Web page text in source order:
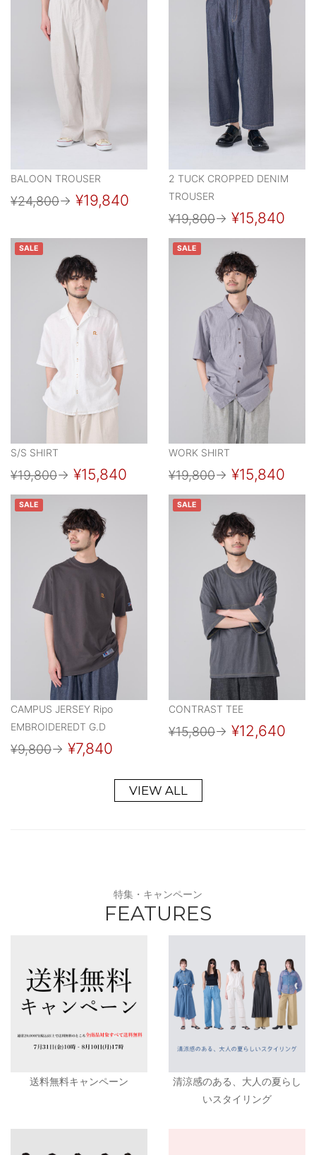
BALOON TROUSER
¥24,800→ ¥19,840
2 TUCK CROPPED DENIM
TROUSER
¥19,800→ ¥15,840
SALE
S/S SHIRT
¥19,800→ ¥15,840
SALE
WORK SHIRT
¥19,800→ ¥15,840
SALE
CAMPUS JERSEY Ripo
EMBROIDEREDT G.D
¥9,800→ ¥7,840
SALE
CONTRAST TEE
¥15,800→ ¥12,640
VIEW ALL
特集・キャンペーン
FEATURES
送料無料キャンペーン
清涼感のある、大人の夏らし
いスタイリング